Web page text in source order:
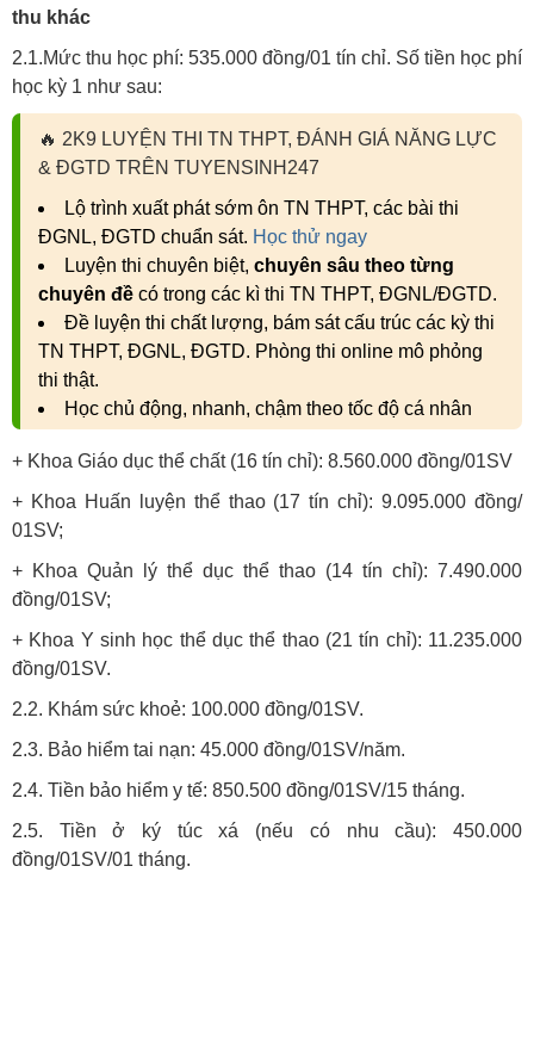
thu khác
2.1.Mức thu học phí: 535.000 đồng/01 tín chỉ. Số tiền học phí
học kỳ 1 như sau:
🔥 2K9 LUYỆN THI TN THPT, ĐÁNH GIÁ NĂNG LỰC
& ĐGTD TRÊN TUYENSINH247
Lộ trình xuất phát sớm ôn TN THPT, các bài thi
ĐGNL, ĐGTD chuẩn sát. Học thử ngay
Luyện thi chuyên biệt, chuyên sâu theo từng
chuyên đề có trong các kì thi TN THPT, ĐGNL/ĐGTD.
Đề luyện thi chất lượng, bám sát cấu trúc các kỳ thi
TN THPT, ĐGNL, ĐGTD. Phòng thi online mô phỏng
thi thật.
Học chủ động, nhanh, chậm theo tốc độ cá nhân
+ Khoa Giáo dục thể chất (16 tín chỉ): 8.560.000 đồng/01SV
+ Khoa Huấn luyện thể thao (17 tín chỉ): 9.095.000 đồng/
01SV;
+ Khoa Quản lý thể dục thể thao (14 tín chỉ): 7.490.000
đồng/01SV;
+ Khoa Y sinh học thể dục thể thao (21 tín chỉ): 11.235.000
đồng/01SV.
2.2. Khám sức khoẻ: 100.000 đồng/01SV.
2.3. Bảo hiểm tai nạn: 45.000 đồng/01SV/năm.
2.4. Tiền bảo hiểm y tế: 850.500 đồng/01SV/15 tháng.
2.5. Tiền ở ký túc xá (nếu có nhu cầu): 450.000
đồng/01SV/01 tháng.